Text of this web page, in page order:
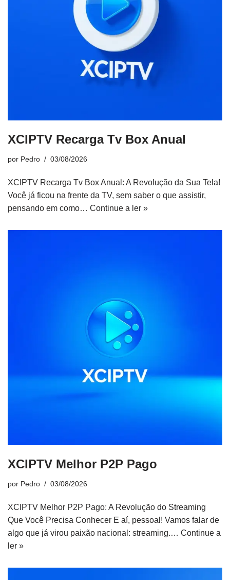
XCIPTV Recarga Tv Box Anual
por Pedro 03/08/2026
XCIPTV Recarga Tv Box Anual: A Revolução da Sua Tela!
Você já ficou na frente da TV, sem saber o que assistir,
pensando em como… Continue a ler »
XCIPTV Melhor P2P Pago
por Pedro 03/08/2026
XCIPTV Melhor P2P Pago: A Revolução do Streaming
Que Você Precisa Conhecer E aí, pessoal! Vamos falar de
algo que já virou paixão nacional: streaming.… Continue a
ler »